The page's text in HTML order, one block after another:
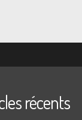
récents